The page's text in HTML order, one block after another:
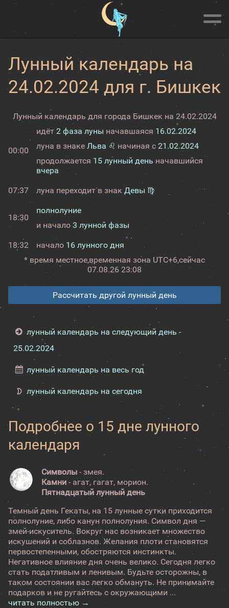
Лунный календарь на
24.02.2024 для г. Бишкек
Лунный календарь для города Бишкек на 24.02.2024
00:00
идёт 2 фаза луны начавшаяся 16.02.2024
луна в знаке Льва ♌ начиная с 21.02.2024
продолжается15 лунный день начавшийся
вчера
07:37 луна переходит в знак Девы ♍
18:30
полнолуние
и начало 3 лунной фазы
18:32 начало 16 лунного дня
* время местное,временная зона UTC+6,сейчас
07.08.26 23:08
Рассчитать другой лунный день
лунный календарь на следующий день -
25.02.2024
лунный календарь на весь год
лунный календарь на сегодня
Подробнее о 15 дне лунного
календаря
Символы - змея.
Камни - агат, гагат, морион.
Пятнадцатый лунный день
Темный день Гекаты, на 15 лунные сутки приходится
полнолуние, либо канун полнолуния. Символ дня —
змей-искуситель. Вокруг нас возникает множество
искушений и соблазнов. Желания плоти становятся
первостепенными, обостряются инстинкты.
Негативное влияние дня очень велико. Сегодня легко
стать податливым и ленивым. Будьте осторожны, в
таком состоянии вас легко обмануть. Не принимайте
подарков и не ругайтесь с окружающими ...
читать полностью →